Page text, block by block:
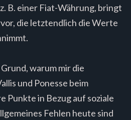
B. einer Fiat-Währung, bringt
die letztendlich die Werte
warum mir die
und Ponesse beim
Punkte in Bezug auf soziale
Fehlen heute sind